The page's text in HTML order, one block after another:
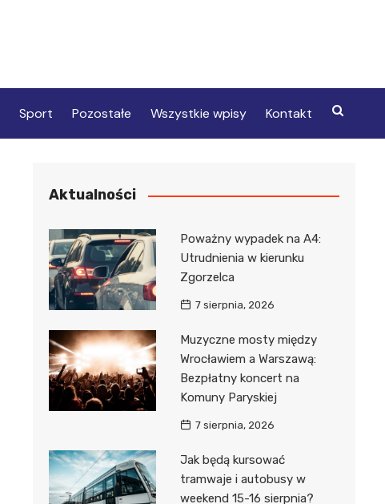
Sport Pozostałe Wszystkie wpisy Kontakt
Aktualności
Poważny wypadek na A4:
Utrudnienia w kierunku
Zgorzelca
7 sierpnia, 2026
Muzyczne mosty między
Wrocławiem a Warszawą:
Bezpłatny koncert na
Komuny Paryskiej
7 sierpnia, 2026
Jak będą kursować
tramwaje i autobusy w
weekend 15-16 sierpnia?